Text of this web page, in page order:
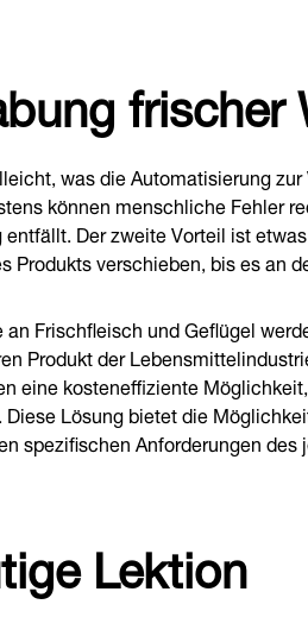
frischer
was die Automatisierung
können menschliche Fehler
Der zweite Vorteil ist
Produkts verschieben, bis es an
Frischfleisch und Geflügel
Produkt der
eine kosteneffiziente
Lösung bietet die
spezifischen Anforderungen
Lektion